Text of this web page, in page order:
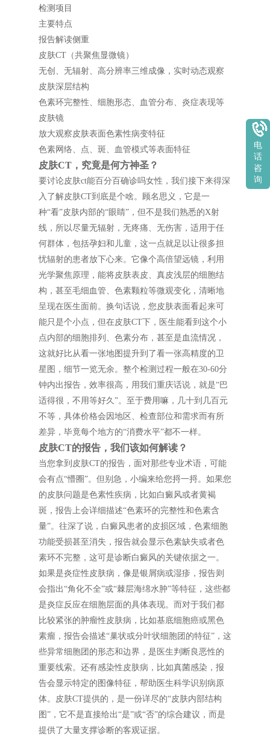
检测项目
主要特点
报告解读侧重
皮肤CT（共聚焦显微镜）
无创、无辐射、高分辨率三维成像，实时动态观察
皮肤深层结构
色素环完整性、细胞形态、血管分布、炎症表现等
皮肤镜
放大观察皮肤表面色素性病变特征
色素网络、点、斑、血管模式等表面特征
皮肤CT，究竟是何方神圣？
要讨论皮肤ct能百分百确诊吗女性，我们接下来得深
入了解皮肤CT到底是个啥。顾名思义，它是一
种“看”皮肤内部的“眼睛”，但不是我们熟悉的X射
线，所以尽量无辐射，无疼痛、无伤害，适用于任
何群体，包括孕妇和儿童，这一点就足以让很多担
忧辐射的患者放下心来。它像个高倍望远镜，利用
光学聚焦原理，能将皮肤表皮、真皮浅层的细胞结
构，甚至毛细血管、色素颗粒等微观变化，清晰地
呈现在医生面前。换句话说，您皮肤表面看起来可
能只是个小点，但在皮肤CT下，医生能看到这个小
点内部的细胞排列、色素分布，甚至是血流情况，
这就好比从看一张地图提升到了看一张高精度的卫
星图，细节一览无余。整个检测过程一般在30-60分
钟内出报告，效率很高，用我们重庆话说，就是“巴
适得很，不用等好久”。至于费用嘛，几十到几百元
不等，具体价格会因地区、检查部位和需求而有所
差异，毕竟每个地方的“消费水平”都不一样。
皮肤CT的报告，我们该如何解读？
当您拿到皮肤CT的报告，面对那些专业术语，可能
会有点“懵圈”。但别急，小编来给您捋一捋。如果您
的皮肤问题是色素性疾病，比如白癜风或者黄褐
斑，报告上会详细描述“色素环的完整性和色素含
量”。往深了说，白癜风患者的皮损区域，色素细胞
功能受损甚至消失，报告就会显示色素缺失或者色
素环不完整，这可是诊断白癜风的关键依据之一。
如果是炎症性皮肤病，像是银屑病或湿疹，报告则
会指出“角化不全”或“棘层海绵水肿”等特征，这些都
是炎症反应在细胞层面的具体表现。而对于我们都
比较紧张的肿瘤性皮肤病，比如基底细胞癌或黑色
素瘤，报告会描述“巢状或分叶状细胞团的特征”，这
些异常细胞团的形态和边界，是医生判断良恶性的
重要线索。还有感染性皮肤病，比如真菌感染，报
告会显示特定的图像特征，帮助医生科学识别病原
体。皮肤CT提供的，是一份详尽的“皮肤内部结构
图”，它不是直接给出“是”或“否”的综合建议，而是
提供了大量支撑诊断的客观证据。
电
话
咨
询